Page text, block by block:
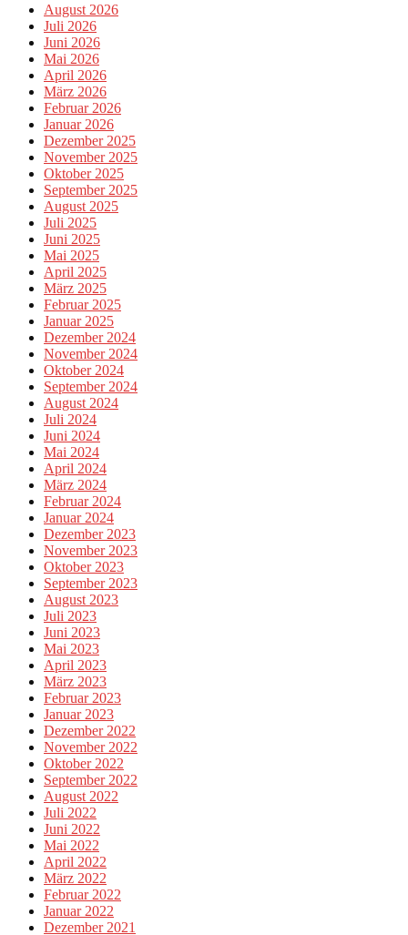
August 2026
Juli 2026
Juni 2026
Mai 2026
April 2026
März 2026
Februar 2026
Januar 2026
Dezember 2025
November 2025
Oktober 2025
September 2025
August 2025
Juli 2025
Juni 2025
Mai 2025
April 2025
März 2025
Februar 2025
Januar 2025
Dezember 2024
November 2024
Oktober 2024
September 2024
August 2024
Juli 2024
Juni 2024
Mai 2024
April 2024
März 2024
Februar 2024
Januar 2024
Dezember 2023
November 2023
Oktober 2023
September 2023
August 2023
Juli 2023
Juni 2023
Mai 2023
April 2023
März 2023
Februar 2023
Januar 2023
Dezember 2022
November 2022
Oktober 2022
September 2022
August 2022
Juli 2022
Juni 2022
Mai 2022
April 2022
März 2022
Februar 2022
Januar 2022
Dezember 2021